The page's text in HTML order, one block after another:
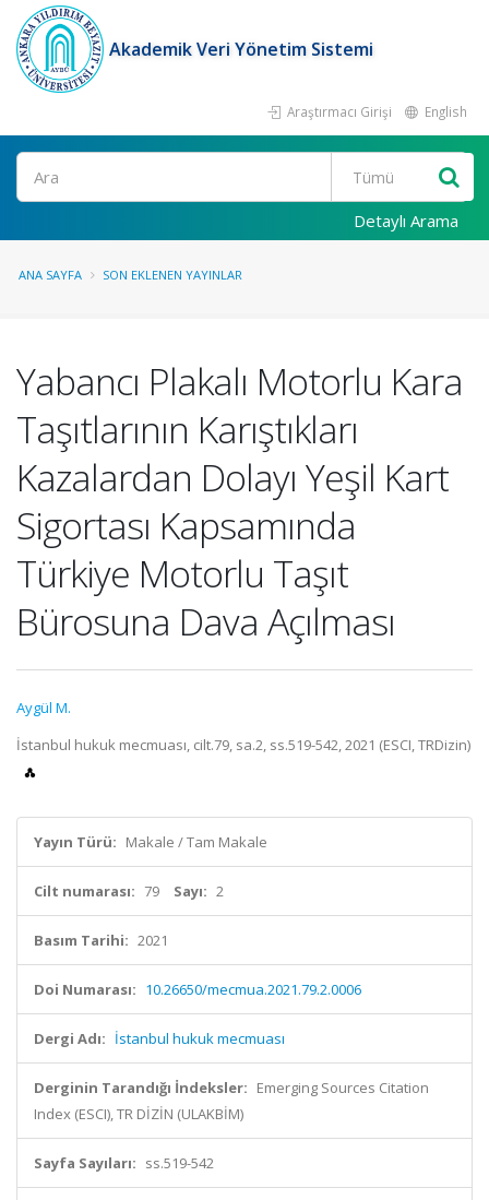
Akademik Veri Yönetim Sistemi
Araştırmacı Girişi English
Ara
Detaylı Arama
ANA SAYFA SON EKLENEN YAYINLAR
Yabancı Plakalı Motorlu Kara
Taşıtlarının Karıştıkları
Kazalardan Dolayı Yeşil Kart
Sigortası Kapsamında
Türkiye Motorlu Taşıt
Bürosuna Dava Açılması
Aygül M.
İstanbul hukuk mecmuası, cilt.79, sa.2, ss.519-542, 2021 (ESCI, TRDizin)
Yayın Türü: Makale / Tam Makale
Cilt numarası: 79 Sayı: 2
Basım Tarihi: 2021
Doi Numarası: 10.26650/mecmua.2021.79.2.0006
Dergi Adı: İstanbul hukuk mecmuası
Derginin Tarandığı İndeksler: Emerging Sources Citation
Index (ESCI), TR DİZİN (ULAKBİM)
Sayfa Sayıları: ss.519-542